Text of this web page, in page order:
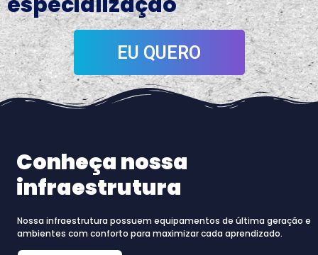
EU QUERO
Conheça nossa
infraestrutura
Nossa infraestrutura possuem equipamentos de última geração e
ambientes com conforto para maximizar cada aprendizado.